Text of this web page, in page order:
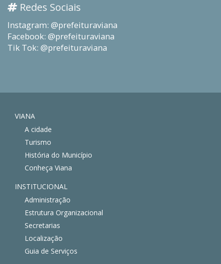
Redes Sociais
Instagram: @prefeituraviana
Facebook: @prefeituraviana
Tik Tok: @prefeituraviana
VIANA
A cidade
Turismo
História do Município
Conheça Viana
INSTITUCIONAL
Administração
Estrutura Organizacional
Secretarias
Localização
Guia de Serviços